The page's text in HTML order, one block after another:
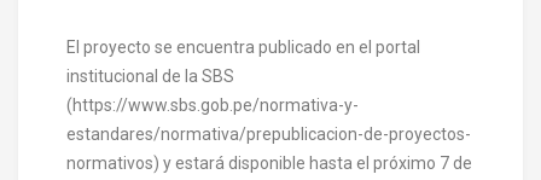
El proyecto se encuentra publicado en el portal
institucional de la SBS
(https://www.sbs.gob.pe/normativa-y-
estandares/normativa/prepublicacion-de-proyectos-
normativos) y estará disponible hasta el próximo 7 de